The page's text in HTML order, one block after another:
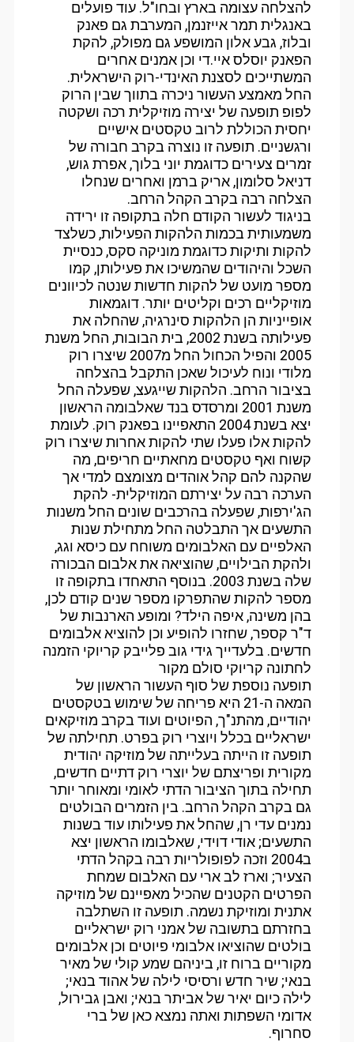
להצלחה עצומה בארץ ובחו"ל. עוד פועלים
באנגלית תמר אייזנמן, המערבת גם פאנק
ובלוז, גבע אלון המושפע גם מפולק, להקת
הפאנק יוסלס איי.די וכן אמנים אחרים
המשתייכים לסצנת האינדי-רוק הישראלית.
החל מאמצע העשור ניכרה בתווך שבין הרוק
לפופ תופעה של יצירה מוזיקלית רכה ושקטה
יחסית הכוללת לרוב טקסטים אישיים
ורגשניים. תופעה זו נוצרה בקרב חבורה של
זמרים צעירים כדוגמת יוני בלוך, אפרת גוש,
דניאל סלומון, אריק ברמן ואחרים שנחלו
הצלחה רבה בקרב הקהל הרחב.
בניגוד לעשור הקודם חלה בתקופה זו ירידה
משמעותית בכמות הלהקות הפעילות, כשלצד
להקות ותיקות כדוגמת מוניקה סקס, כנסיית
השכל והיהודים שהמשיכו את פעילותן, קמו
מספר מועט של להקות חדשות שנטה לכיוונים
מוזיקליים רכים וקליטים יותר. דוגמאות
אופייניות הן הלהקות סינרגיה, שהחלה את
פעילותה בשנת 2002, בית הבובות, החל משנת
2005 והפיל הכחול החל מ2007 שיצרו רוק
מלודי ונוח לעיכול שאכן התקבל בהצלחה
בציבור הרחב. הלהקות שייגעצ, שפעלה החל
משנת 2001 ומרסדס בנד שאלבומה הראשון
יצא בשנת 2004 התאפיינו בפאנק רוק. לעומת
להקות אלו פעלו שתי להקות אחרות שיצרו רוק
קשוח ואף טקסטים מחאתיים חריפים, מה
שהקנה להם קהל אוהדים מצומצם למדי אך
הערכה רבה על יצירתם המוזיקלית- להקת
הג'ירפות, שפעלה בהרכבים שונים החל משנות
התשעים אך התבלטה החל מתחילת שנות
האלפיים עם האלבומים משוחח עם כיסא וגג,
ולהקת הבילויים, שהוציאה את אלבום הבכורה
שלה בשנת 2003. בנוסף התאחדו בתקופה זו
מספר להקות שהתפרקו מספר שנים קודם לכן,
בהן משינה, איפה הילד? ומופע הארנבות של
ד"ר קספר, שחזרו להופיע וכן להוציא אלבומים
חדשים. בלעדייך גידי גוב פלייבק קריוקי הזמנה
לחתונה קריוקי סולם מקור
תופעה נוספת של סוף העשור הראשון של
המאה ה-21 היא פריחה של שימוש בטקסטים
יהודיים, מהתנ"ך, הפיוטים ועוד בקרב מוזיקאים
ישראליים בכלל ויוצרי רוק בפרט. תחילתה של
תופעה זו הייתה בעלייתה של מוזיקה יהודית
מקורית ופריצתם של יוצרי רוק דתיים חדשים,
תחילה בתוך הציבור הדתי לאומי ומאוחר יותר
גם בקרב הקהל הרחב. בין הזמרים הבולטים
נמנים עדי רן, שהחל את פעילותו עוד בשנות
התשעים; אודי דוידי, שאלבומו הראשון יצא
ב2004 וזכה לפופולריות רבה בקהל הדתי
הצעיר; וארז לב ארי עם האלבום שמחת
הפרטים הקטנים שהכיל מאפיינם של מוזיקה
אתנית ומוזיקת נשמה. תופעה זו השתלבה
בחזרתם בתשובה של אמני רוק ישראליים
בולטים שהוציאו אלבומי פיוטים וכן אלבומים
מקוריים ברוח זו, ביניהם שמע קולי של מאיר
בנאי; שיר חדש ורסיסי לילה של אהוד בנאי;
לילה כיום יאיר של אביתר בנאי; ואבן גבירול,
אדומי השפתות ואתה נמצא כאן של ברי
סחרוף.